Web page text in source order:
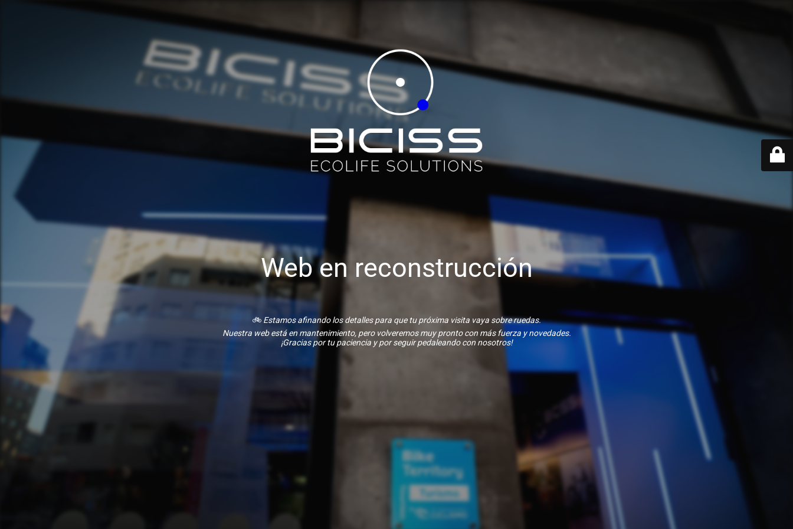
Web en reconstrucción
🚲 Estamos afinando los detalles para que tu próxima visita vaya sobre ruedas.
Nuestra web está en mantenimiento, pero volveremos muy pronto con más fuerza y novedades.
¡Gracias por tu paciencia y por seguir pedaleando con nosotros!